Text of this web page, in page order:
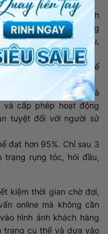
đại giúp xác định chính
chân tóc nên không
thương tới mạch máu,
tê và cũng không để
quản lý Thực phẩm và
và cấp phép hoạt động
tuyệt đối với người sử
đạt hơn 95%. Chỉ sau 3
rụng tóc, hói đầu,
kiệm thời gian chờ đợi,
online mà không cần
hình ảnh khách hàng
trạng cụ thể ѵà dựa vào